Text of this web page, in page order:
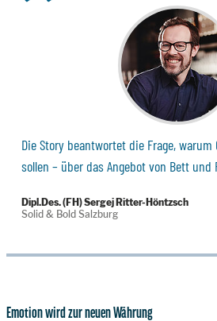
Die Story beantwortet die Frage,
sollen – über das Angebot von Bett
Dipl.Des. (FH) Sergej Ritter-Höntzsch
Solid & Bold Salzburg
Emotion wird zur neuen Währung